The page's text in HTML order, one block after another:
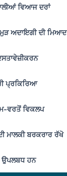
ਵਿਆਜ ਦਰਾਂ
ਅਦਾਇਗੀ ਦੀ ਮਿਆਦ
ਪ੍ਰਕਿਰਿਆ
ਵਰਤੋਂ ਵਿਕਲਪ
ਮਾਲਕੀ ਬਰਕਰਾਰ ਰੱਖੋ
ਉਪਲਬਧ ਹਨ